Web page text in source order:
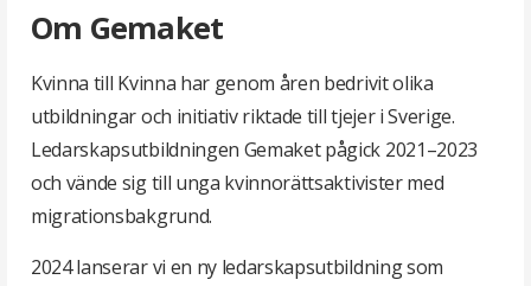
Om Gemaket
Kvinna till Kvinna har genom åren bedrivit olika
utbildningar och initiativ riktade till tjejer i Sverige.
Ledarskapsutbildningen Gemaket pågick 2021–2023
och vände sig till unga kvinnorättsaktivister med
migrationsbakgrund.
2024 lanserar vi en ny ledarskapsutbildning som